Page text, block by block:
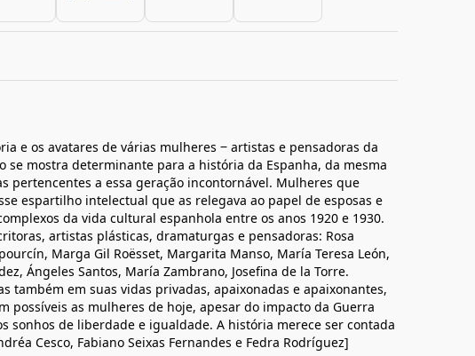
e os avatares de várias mulheres ‒ artistas e pensadoras da
se mostra determinante para a história da Espanha, da mesma
pertencentes a essa geração incontornável. Mulheres que
espartilho intelectual que as relegava ao papel de esposas e
da vida cultural espanhola entre os anos 1920 e 1930.
artistas plásticas, dramaturgas e pensadoras: Rosa
Marga Gil Roësset, Margarita Manso, María Teresa León,
Ángeles Santos, María Zambrano, Josefina de la Torre.
também em suas vidas privadas, apaixonadas e apaixonantes,
possíveis as mulheres de hoje, apesar do impacto da Guerra
sonhos de liberdade e igualdade. A história merece ser contada
Cesco, Fabiano Seixas Fernandes e Fedra Rodríguez]